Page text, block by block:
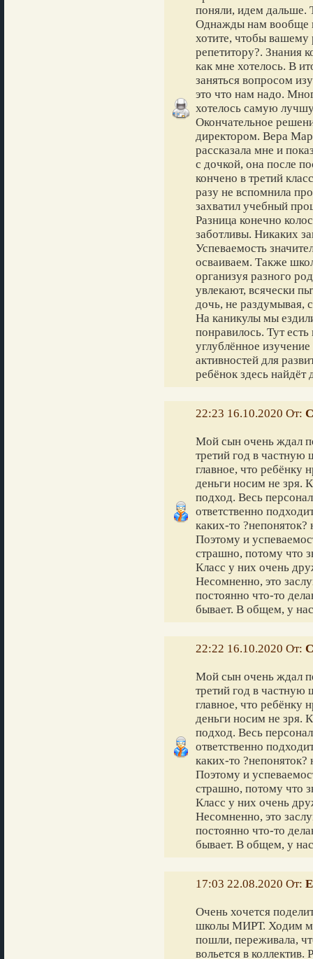
поняли, идем дальше.
Однажды нам вообще
хотите, чтобы вашему
репетитору?. Знания
как мне хотелось. В
заняться вопросом
это что нам надо.
хотелось самую
Окончательное
директором. Вера
рассказала мне и
с дочкой, она после
кончено в третий
разу не вспомнила
захватил учебный
Разница конечно
заботливы. Никаких
Успеваемость
осваиваем. Также
организуя разного
увлекают, всячески
дочь, не раздумывая,
На каникулы мы
понравилось. Тут
углублённое
активностей для
ребёнок здесь найдёт
22:23 16.10.2020 От:
Мой сын очень ждал
третий год в частную
главное, что ребёнку
деньги носим не зря.
подход. Весь
ответственно
каких-то ?непоняток?
Поэтому и
страшно, потому что
Класс у них очень
Несомненно, это
постоянно что-то
бывает. В общем, у
22:22 16.10.2020 От:
Мой сын очень ждал
третий год в частную
главное, что ребёнку
деньги носим не зря.
подход. Весь
ответственно
каких-то ?непоняток?
Поэтому и
страшно, потому что
Класс у них очень
Несомненно, это
постоянно что-то
бывает. В общем, у
17:03 22.08.2020 От:
Очень хочется
школы МИРТ. Ходим мы
пошли, переживала,
вольется в